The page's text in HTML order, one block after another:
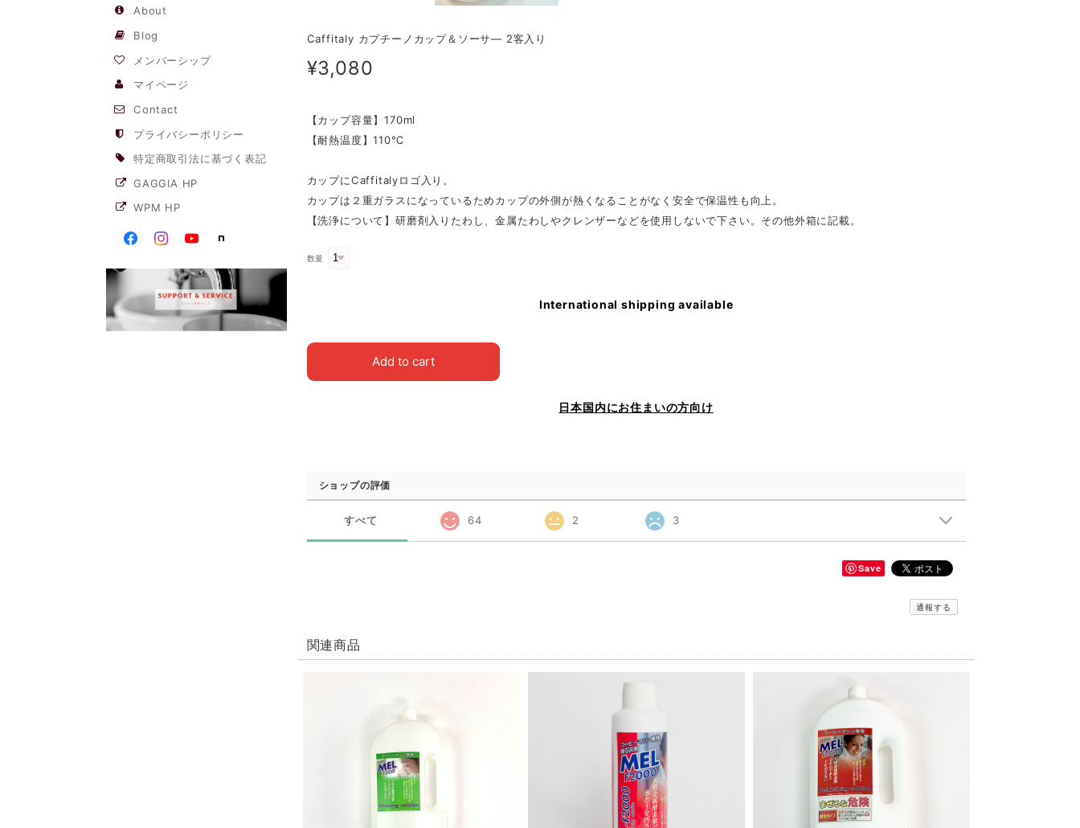
About
Blog
メンバーシップ
マイページ
Contact
プライバシーポリシー
特定商取引法に基づく表記
GAGGIA HP
WPM HP
Caffitaly カプチーノカップ＆ソーサ— 2客入り
¥3,080
【カップ容量】170ml
【耐熱温度】110℃
カップにCaffitalyロゴ入り。
カップは２重ガラスになっているためカップの外側が熱くなることがなく安全で保温性も向上。
【洗浄について】研磨剤入りたわし、金属たわしやクレンザーなどを使用しないで下さい。その他外箱に記載。
数量
International shipping available
Add to cart
日本国内にお住まいの方向け
ショップの評価
すべて 64 2 3
Save
通報する
関連商品